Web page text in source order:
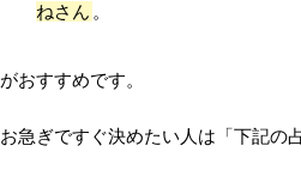
ねさん 。
がおすすめです。
お急ぎですぐ決めたい人は「下記の